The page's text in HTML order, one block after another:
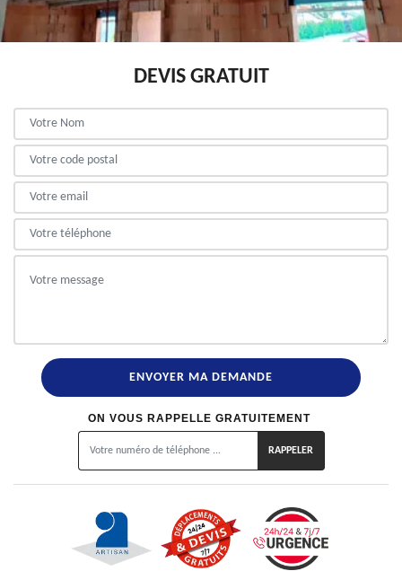
DEVIS GRATUIT
ON VOUS RAPPELLE GRATUITEMENT